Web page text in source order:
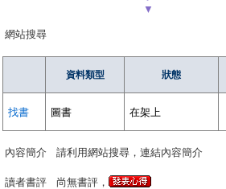
▼
網站搜尋
資料類型 狀態
找書 圖書 在架上
內容簡介 請利用網站搜尋，連結內容簡介
讀者書評 尚無書評，